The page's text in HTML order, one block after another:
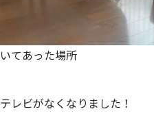
てあった場所
レビがなくなりました！